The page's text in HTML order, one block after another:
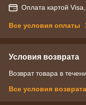
Оплата картой
Все условия оплаты
Условия возврата
Возврат товара в
Все условия возврата